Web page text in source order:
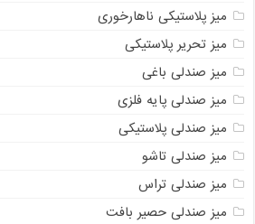
میز پلاستیکی ناهارخوری
میز تحریر پلاستیکی
میز صندلی باغی
میز صندلی پایه فلزی
میز صندلی پلاستیکی
میز صندلی تاشو
میز صندلی تراس
میز صندلی حصیر بافت